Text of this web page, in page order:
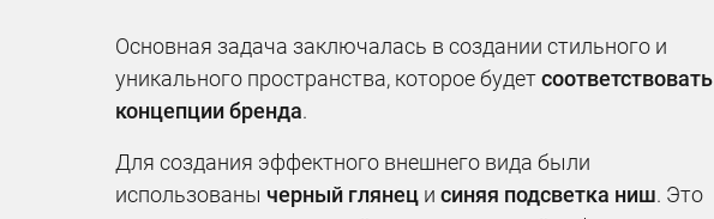
Основная задача заключалась в создании стильного и
уникального пространства, которое будетсоответствовать
концепции бренда.
Для создания эффектного внешнего вида были
использованы черный глянец и синяя подсветка ниш. Это